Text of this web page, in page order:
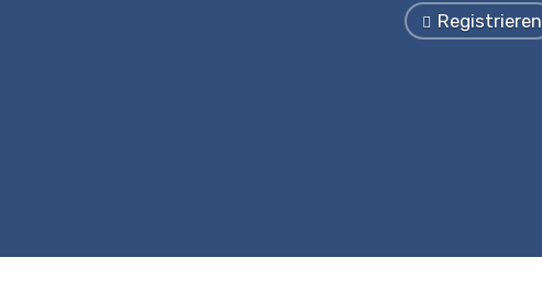
Registrieren